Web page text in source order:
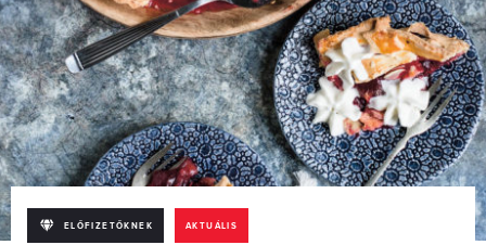
ELŐFIZETŐKNEK AKTUÁLIS